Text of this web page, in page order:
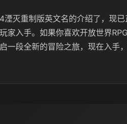
湮灭重制版英文名的介绍了，现
家入手。如果你喜欢开放世界
一段全新的冒险之旅，现在入手